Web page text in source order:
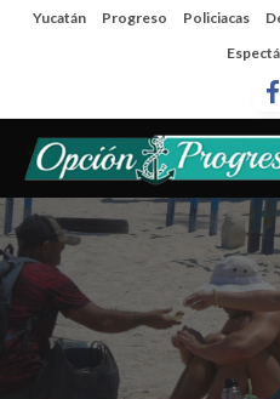
SaltaYucatán Progreso Policiacas
Opción Progreso
Las noticias del día a día